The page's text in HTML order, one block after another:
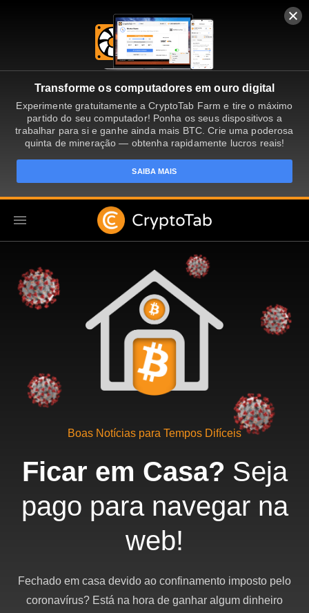
Transforme os computadores em ouro digital
Experimente gratuitamente a CryptoTab Farm e tire o máximo
partido do seu computador! Ponha os seus dispositivos a
trabalhar para si e ganhe ainda mais BTC. Crie uma poderosa
quinta de mineração — obtenha rapidamente lucros reais!
SAIBA MAIS
Boas Notícias para Tempos Difíceis
Ficar em Casa? Seja
pago para navegar na
web!
Fechado em casa devido ao confinamento imposto pelo
coronavírus? Está na hora de ganhar algum dinheiro